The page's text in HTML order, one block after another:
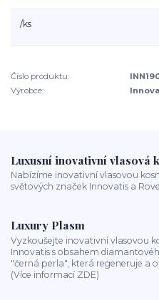
/ks
Číslo produktu:
Výrobce:
Luxusní inovativní vlasová
Nabízíme inovativní vlasovou
světových značek Innovatis a
Luxury Plasm
Vyzkoušejte inovativní vlasovou
Innovatis s obsahem
"černá perla", která regeneruje a
(Více informací ZDE)